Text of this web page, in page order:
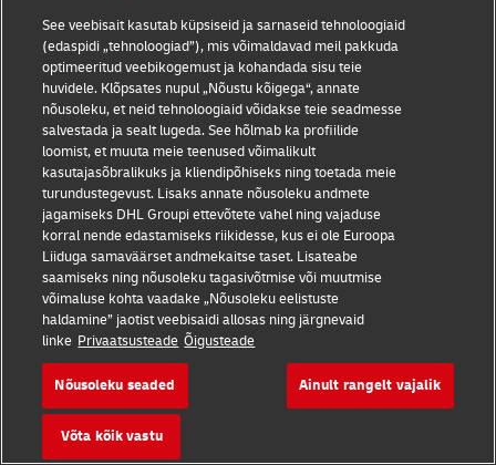
Sint Eustatius
Sint Maarten
Slovakkia
Sloveenia
Somaalia
Somalimaa
Soome
See veebisait kasutab küpsiseid ja sarnaseid tehnoloogiaid
(edaspidi „tehnoloogiad”), mis võimaldavad meil pakkuda
optimeeritud veebikogemust ja kohandada sisu teie
huvidele. Klõpsates nupul „Nõustu kõigega“, annate
nõusoleku, et neid tehnoloogiaid võidakse teie seadmesse
salvestada ja sealt lugeda. See hõlmab ka profiilide
loomist, et muuta meie teenused võimalikult
kasutajasõbralikuks ja kliendipõhiseks ning toetada meie
turundustegevust. Lisaks annate nõusoleku andmete
jagamiseks DHL Groupi ettevõtete vahel ning vajaduse
korral nende edastamiseks riikidesse, kus ei ole Euroopa
Liiduga samaväärset andmekaitse taset. Lisateabe
saamiseks ning nõusoleku tagasivõtmise või muutmise
võimaluse kohta vaadake „Nõusoleku eelistuste
haldamine” jaotist veebisaidi allosas ning järgnevaid
linke Privaatsusteade Õigusteade
Nõusoleku seaded Ainult rangelt vajalik
Võta kõik vastu